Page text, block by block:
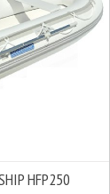
HFP250